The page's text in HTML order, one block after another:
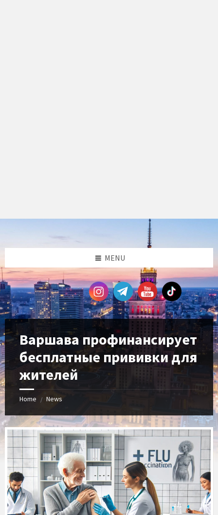
sidebar
sidebar
MENU
Варшава профинансирует
бесплатные прививки для
жителей
Home / News